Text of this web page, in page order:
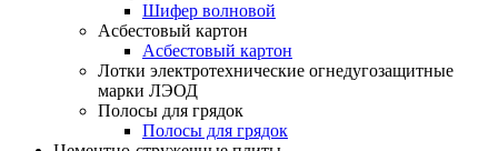
Шифер волновой
Асбестовый картон
Асбестовый картон
Лотки электротехнические огнедугозащитные
марки ЛЭОД
Полосы для грядок
Полосы для грядок